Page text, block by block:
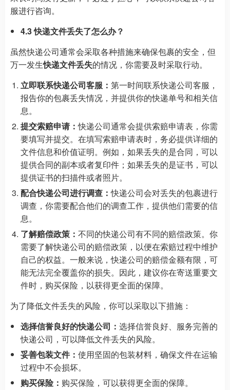
服进行咨询。
4.3 快递文件丢失了怎么办？
虽然快递公司通常会采取各种措施来确保包裹的安全，但
万一发生快递文件丢失的情况，你需要及时采取行动。
立即联系快递公司客服： 第一时间联系快递公司客服，
报告你的包裹丢失情况，并提供你的快递单号和相关信
息。
提交索赔申请：快递公司通常会提供索赔申请表，你需
要填写并提交。在填写索赔申请表时，务必提供详细的
文件信息和价值证明。例如，如果丢失的是合同，可以
提供合同的副本或者复印件；如果丢失的是证书，可以
提供证书的扫描件或者照片。
配合快递公司进行调查：快递公司会对丢失的包裹进行
调查，你需要配合他们的调查工作，提供他们需要的信
息。
了解赔偿政策： 不同的快递公司有不同的赔偿政策。你
需要了解快递公司的赔偿政策，以便在索赔过程中维护
自己的权益。一般来说，快递公司的赔偿金额有限，可
能无法完全覆盖你的损失。因此，建议你在寄送重要文
件时，购买保险，以获得更全面的保障。
为了降低文件丢失的风险，你可以采取以下措施：
选择信誉良好的快递公司： 选择信誉良好、服务完善的
快递公司，可以降低文件丢失的风险。
妥善包装文件： 使用坚固的包装材料，确保文件在运输
过程中不会损坏。
购买保险： 购买保险，可以获得更全面的保障。